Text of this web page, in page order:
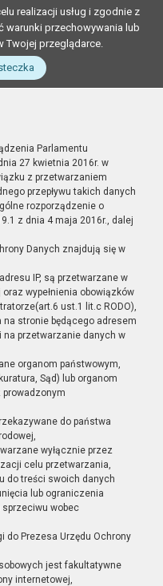
realizacji usług i zgodnie z
warunki przechowywania lub
Twojej przeglądarce.
Parlamentu
27 kwietnia 2016r. w
z przetwarzaniem
przepływu takich danych
rozporządzenie o
z dnia 4 maja 2016r., dalej
Danych znajdują się w
IP, są przetwarzane w
wypełnienia obowiązków
ust.1 lit.c RODO),
stronie będącego adresem
na przetwarzanie danych w
organom państwowym,
Sąd) lub organom
do państwa
wyłącznie przez
celu przetwarzania,
do treści swoich danych
lub ograniczenia
wobec
do Prezesa Urzędu Ochrony
jest fakultatywne
internetowej,